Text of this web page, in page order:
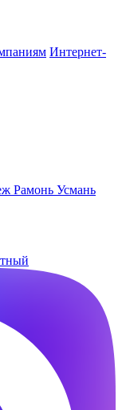
Интернет-
Рамонь Усмань